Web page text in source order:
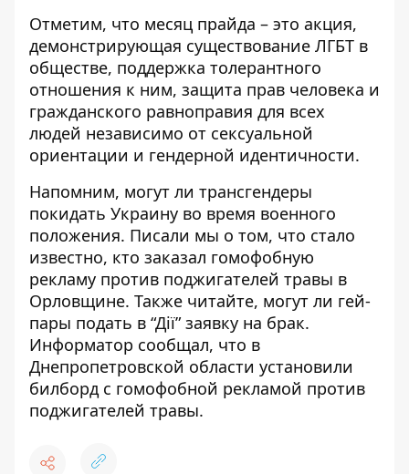
Отметим, что месяц прайда – это акция,
демонстрирующая существование ЛГБТ в
обществе, поддержка толерантного
отношения к ним, защита прав человека и
гражданского равноправия для всех
людей независимо от сексуальной
ориентации и гендерной идентичности.
Напомним, могут ли трансгендеры
покидать Украину во время военного
положения. Писали мы о том, что стало
известно, кто заказал гомофобную
рекламу против поджигателей травы в
Орловщине. Также читайте, могут ли гей-
пары подать в “Дії”заявку на брак.
Информатор сообщал, что в
Днепропетровской области установили
билборд с гомофобной рекламой против
поджигателей травы.